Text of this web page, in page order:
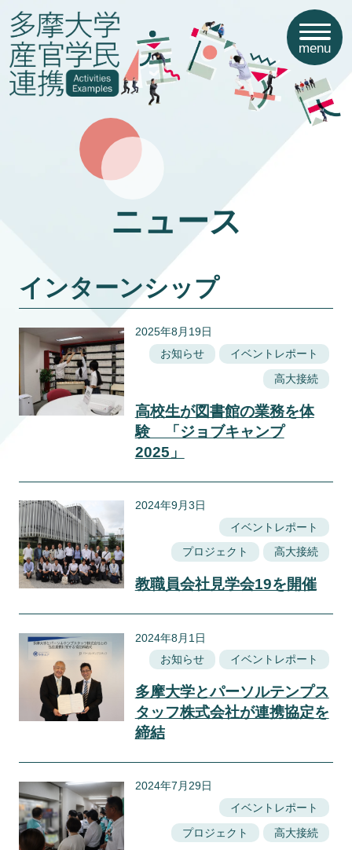
menu
ニュース
インターンシップ
2025年8月19日
お知らせ
イベントレポート
高大接続
高校生が図書館の業務を体
験 「ジョブキャンプ
2025」
2024年9月3日
イベントレポート
プロジェクト
高大接続
教職員会社見学会19を開催
2024年8月1日
お知らせ
イベントレポート
多摩大学とパーソルテンプス
タッフ株式会社が連携協定を
締結
2024年7月29日
イベントレポート
プロジェクト
高大接続